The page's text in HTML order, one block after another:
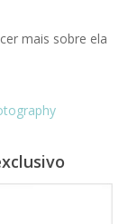
mais sobre ela